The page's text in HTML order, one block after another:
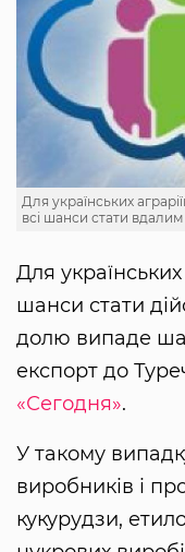
Для українських
всі шанси стати вдалим
Для українських
шанси стати
долю випаде
експорт до
«Сегодня».
У такому
виробників і
кукурудзи,